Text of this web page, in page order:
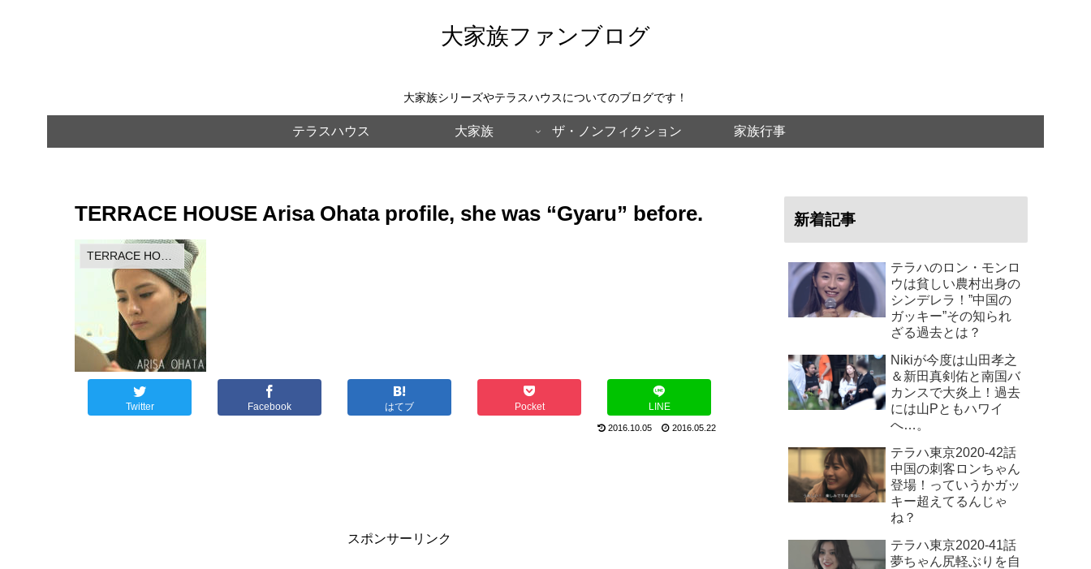
大家族ファンブログ
大家族シリーズやテラスハウスについてのブログです！
テラスハウス 大家族 ザ・ノンフィクション 家族行事
TERRACE HOUSE Arisa Ohata profile, she was “Gyaru” before.
TERRACE HOUSE
Twitter Facebook はてブ Pocket LINE
2016.10.05 2016.05.22
スポンサーリンク
新着記事
テラハのロン・モンロ
ウは貧しい農村出身の
シンデレラ！”中国の
ガッキー”その知られ
ざる過去とは？
Nikiが今度は山田孝之
＆新田真剣佑と南国バ
カンスで大炎上！過去
には山Pともハワイ
へ…。
テラハ東京2020‐42話
中国の刺客ロンちゃん
登場！っていうかガッ
キー超えてるんじゃ
ね？
テラハ東京2020-41話
夢ちゃん尻軽ぶりを自